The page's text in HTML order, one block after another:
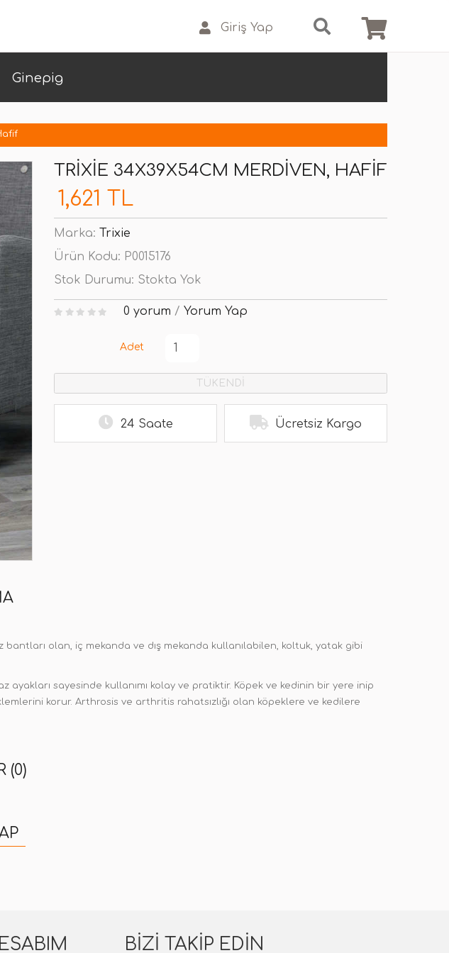
Giriş Yap
Ginepig
TRIXIE 34X39X54CM MERDIVEN, HAFIF
1,621 TL
Marka: Trixie
Ürün Kodu: P0015176
Stok Durumu: Stokta Yok
0 yorum / Yorum Yap
Adet
TÜKENDİ
24 Saate Ücretsiz Kargo
olan, iç mekanda ve dış mekanda kullanılabilen, koltuk, yatak gibi
sayesinde kullanımı kolay ve pratiktir. Köpek ve kedinin bir yere inip
korur. Arthrosis ve arthritis rahatsızlığı olan köpeklere ve kedilere
(0)
BIZI TAKIP EDIN